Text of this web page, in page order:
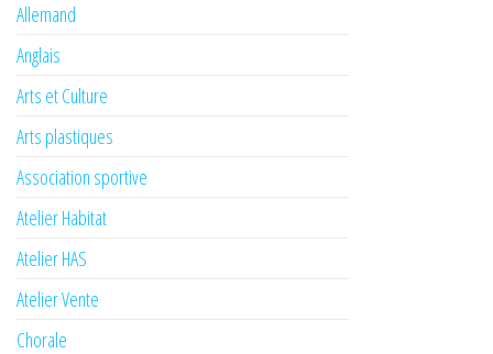
Allemand
Anglais
Arts et Culture
Arts plastiques
Association sportive
Atelier Habitat
Atelier HAS
Atelier Vente
Chorale